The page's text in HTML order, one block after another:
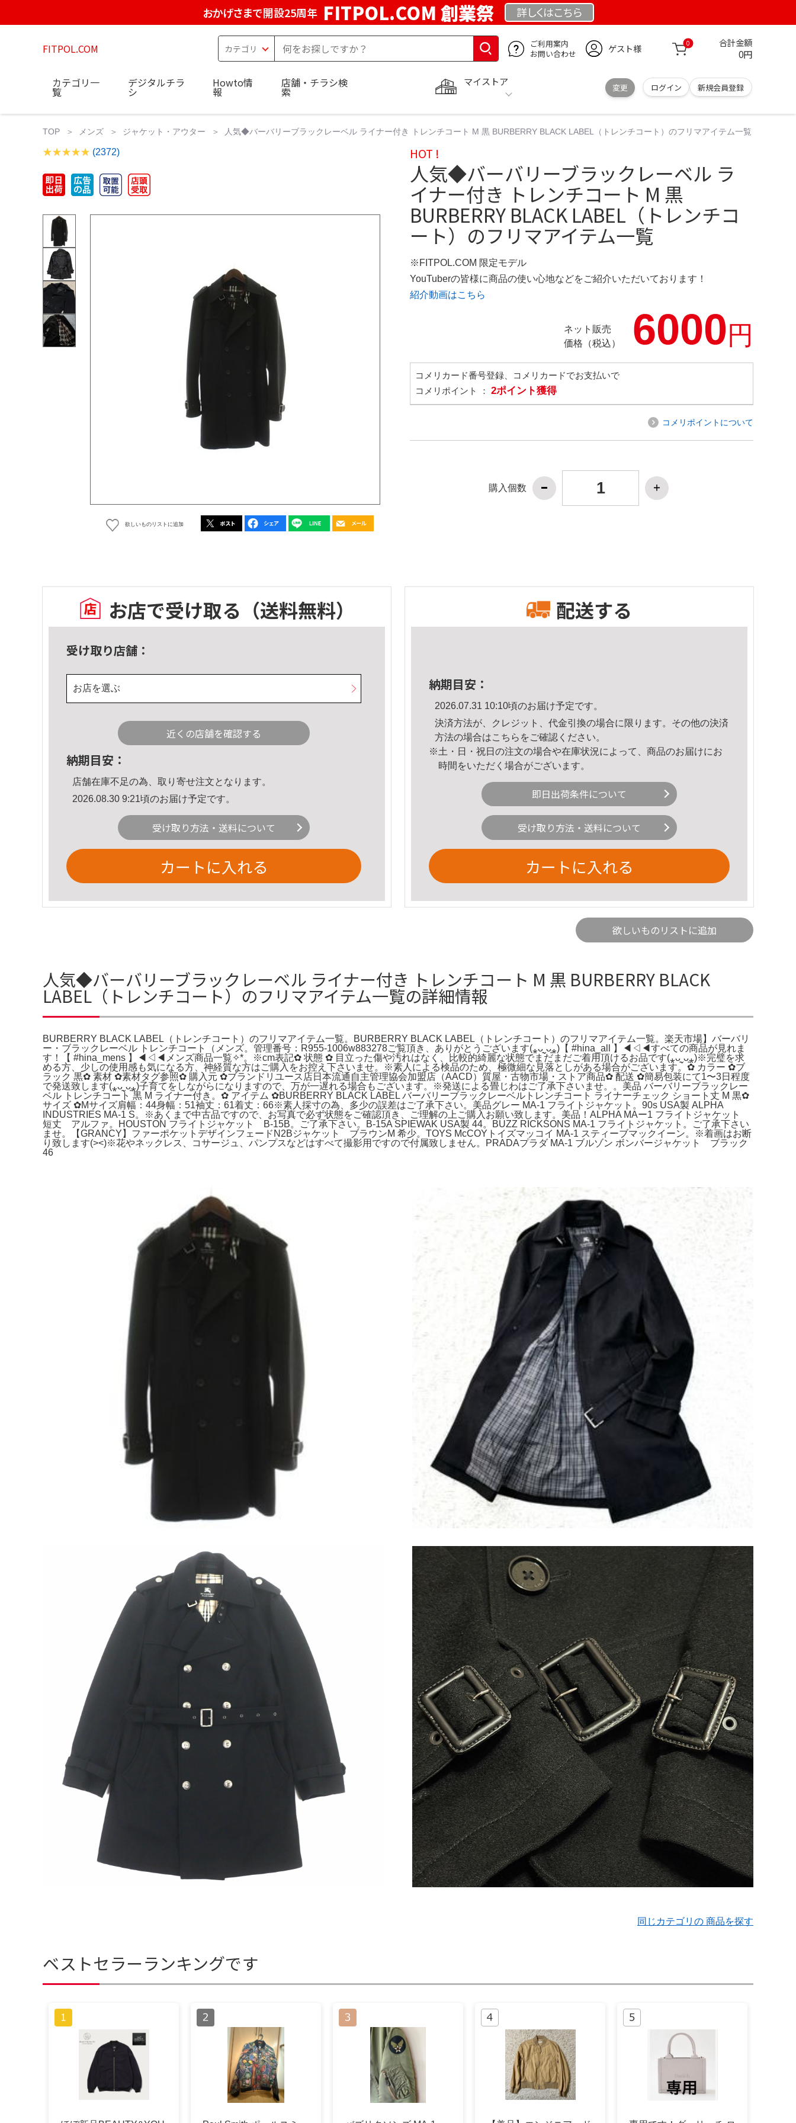
おかげさまで開設25周年 FITPOL.COM 創業祭 詳しくはこちら
FITPOL.COM
ご利用案内
お問い合わせ
ゲスト様 0 合計金額
0円
マイストア
変更 ログイン 新規会員登録
カテゴリ一
覧
デジタルチラ
シ
Howto情
報
店舗・チラシ検
索
TOP メンズ ジャケット・アウター 人気◆バーバリーブラックレーベル ライナー付き トレンチコート M 黒 BURBERRY BLACK LABEL（トレンチコート）のフリマアイテム一覧
(2372)
欲しいものリストに追加
HOT !
人気◆バーバリーブラックレーベル ラ
イナー付き トレンチコート M 黒
BURBERRY BLACK LABEL（トレンチコ
ート）のフリマアイテム一覧
※FITPOL.COM 限定モデル
YouTuberの皆様に商品の使い心地などをご紹介いただいております！
紹介動画はこちら
ネット販売
価格（税込）
6000円
コメリカード番号登録、コメリカードでお支払いで
コメリポイント ： 2ポイント獲得
コメリポイントについて
購入個数
お店で受け取る （送料無料）
受け取り店舗：
お店を選ぶ
近くの店舗を確認する
納期目安：
店舗在庫不足の為、取り寄せ注文となります。
2026.08.30 9:21頃のお届け予定です。
受け取り方法・送料について
カートに入れる
配送する
納期目安：
2026.07.31 10:10頃のお届け予定です。
決済方法が、クレジット、代金引換の場合に限ります。その他の決済
方法の場合はこちら をご確認ください。
※土・日・祝日の注文の場合や在庫状況によって、商品のお届けにお
時間をいただく場合がございます。
即日出荷条件について
受け取り方法・送料について
カートに入れる
欲しいものリストに追加
人気◆バーバリーブラックレーベル ライナー付き トレンチコート M 黒 BURBERRY BLACK
LABEL（トレンチコート）のフリマアイテム一覧の詳細情報
BURBERRY BLACK LABEL（トレンチコート）のフリマアイテム一覧。BURBERRY BLACK LABEL（トレンチコート）のフリマアイテム一覧。楽天市場】バーバリ
ー・ブラックレーベル トレンチコート（メンズ。管理番号：R955-1006w883278ご覧頂き、ありがとうございます(⁎ᴗ͈ˬᴗ͈⁎)【 #hina_all 】◀◁◀すべての商品が見れま
す！【 #hina_mens 】◀◁◀メンズ商品一覧✧*。※cm表記‪✿ 状態 ‪✿ 目立った傷や汚れはなく、比較的綺麗な状態でまだまだご着用頂けるお品です(⁎ᴗ͈ˬᴗ͈⁎)※完璧を求
める方、少しの使用感も気になる方、神経質な方はご購入をお控え下さいませ。※素人による検品のため、極微細な見落としがある場合がございます。‪✿ カラー ‪✿ブ
ラック 黒‪✿ 素材 ‪✿素材タグ参照︎✿ 購入元 ︎✿ブランドリユース店日本流通自主管理協会加盟店（AACD）質屋・古物市場・ストア商品‪✿ 配送 ‪✿簡易包装にて1〜3日程度
で発送致します(⁎ᴗ͈ˬᴗ͈⁎)子育てをしながらになりますので、万が一遅れる場合もございます。※発送による畳じわはご了承下さいませ。。美品 バーバリーブラックレー
ベル トレンチコート 黒 M ライナー付き。‪✿ アイテム ‪✿BURBERRY BLACK LABEL バーバリーブラックレーベルトレンチコート ライナーチェック ショート丈 M 黒‪✿
サイズ ‪✿Mサイズ肩幅：44身幅：51袖丈：61着丈：66※素人採寸の為、多少の誤差はご了承下さい。美品グレー MA-1 フライトジャケット。90s USA製 ALPHA
INDUSTRIES MA-1 S。※あくまで中古品ですので、お写真で必ず状態をご確認頂き、ご理解の上ご購入お願い致します。美品！ALPHA MAー1 フライトジャケット
短丈 アルファ。HOUSTON フライトジャケット B-15B。ご了承下さい。B-15A SPIEWAK USA製 44。BUZZ RICKSONS MA-1 フライトジャケット。ご了承下さい
ませ。【GRANCY】ファーポケットデザインフェードN2Bジャケット ブラウンM 希少。TOYS McCOYトイズマッコイ MA-1 スティーブマックイーン。※着画はお断
り致します(><)※花やネックレス、コサージュ、パンプスなどはすべて撮影用ですので付属致しません。PRADAプラダ MA-1 ブルゾン ボンバージャケット ブラック
46
同じカテゴリの 商品を探す
ベストセラーランキングです